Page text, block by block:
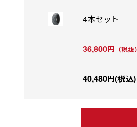
4本セット
36,800円 （税抜）
40,480円(税込)